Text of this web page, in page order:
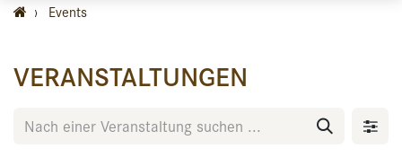
› Events
VERANSTALTUNGEN